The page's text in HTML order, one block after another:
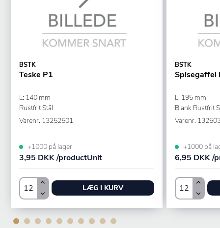
BSTK
Teske P1
L: 140 mm
Rustfrit Stål
Varenr. 13252501
+1000 på lager
3,95 DKK /productUnit
LÆG I KURV
BSTK
Spisegaffel
L: 195 mm
Blank Rustfrit
Varenr.
+1000 på
6,95 DKK /